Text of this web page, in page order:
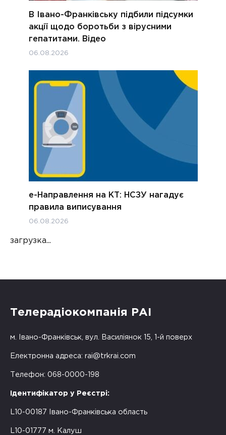
В Івано-Франківську підбили підсумки
акції щодо боротьби з вірусними
гепатитами. Відео
06.08.2026
е-Направлення на КТ: НСЗУ нагадує
правила виписування
06.08.2026
загрузка...
Телерадіокомпанія РАІ
м. Івано-Франківськ, вул. Василіянок 15, 1-й поверх
Електронна адреса: rai@trkrai.com
Телефон: 068-0000-198
Ідентифікатор у Реєстрі:
L10-00187 Івано-Франківська область
L10-01777 м. Калуш